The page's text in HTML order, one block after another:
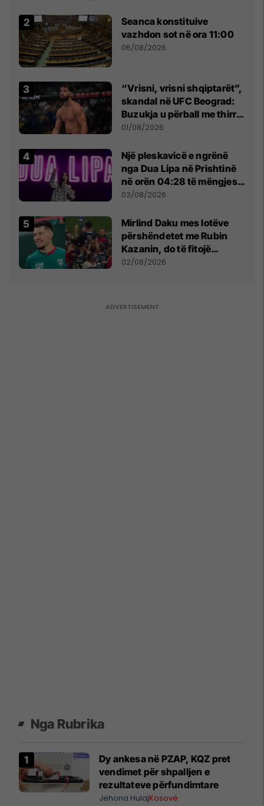
Seanca konstituive
vazhdon sot në ora 11:00
06/08/2026
“Vrisni, vrisni shqiptarët”,
skandal në UFC Beograd:
Buzukja u përball me thirrje
anti-shqiptare nga
01/08/2026
Një pleskavicë e ngrënë
nga Dua Lipa në Prishtinë
në orën 04:28 të mëngjesit
- dhe bota digjitale serbe
03/08/2026
Mirlind Daku mes lotëve
përshëndetet me Rubin
Kazanin, do të fitojë
miliona te Spartak Moska
02/08/2026
Nga Rubrika
Dy ankesa në PZAP, KQZ pret
vendimet për shpalljen e
rezultateve përfundimtare
Jehona HulajKosovë